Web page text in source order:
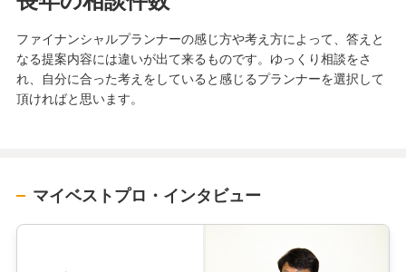
ファイナンシャルプランナーの感じ方や考え方によって、答えと
なる提案内容には違いが出て来るものです。ゆっくり相談をさ
れ、自分に合った考えをしていると感じるプランナーを選択して
頂ければと思います。
マイベストプロ・インタビュー